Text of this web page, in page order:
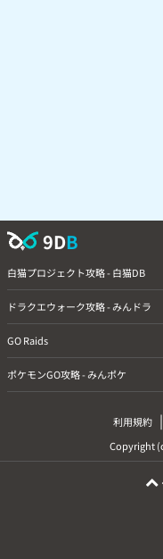
9DB
白猫プロジェクト攻略 - 白猫DB
ドラクエウォーク攻略 - みんドラ
GO Raids
ポケモンGO攻略 - みんポケ
利用規約 |
Copyright